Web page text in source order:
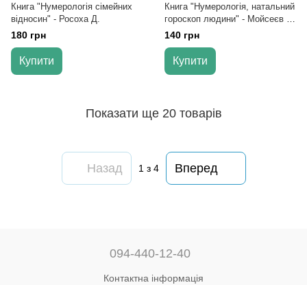
Книга "Нумерологія сімейних
відносин" - Росоха Д.
180 грн
Купити
Книга "Нумерологія, натальний
гороскоп людини" - Мойсеєв Г.
Я.
140 грн
Купити
Показати ще 20 товарів
Назад 1 з 4 Вперед
094-440-12-40
Контактна інформація